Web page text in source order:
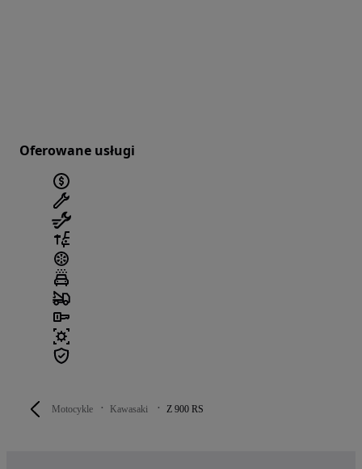
Motocykle Kawasaki Z 900 RS
Oferowane usługi